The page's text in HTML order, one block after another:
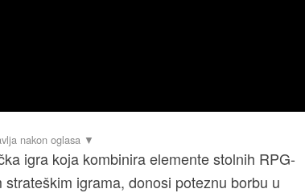
igra koja kombinira elemente stolnih RPG-
igrama, donosi poteznu borbu u